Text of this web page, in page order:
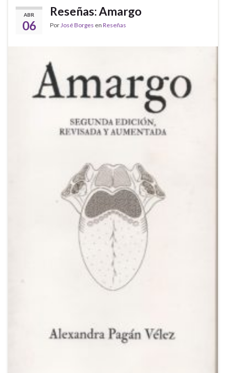
ABR
06
Reseñas: Amargo
PorJosé Borges en Reseñas